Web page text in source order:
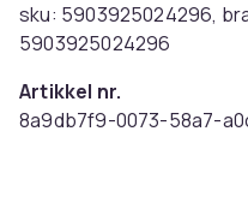
sku: 5903925024296,
5903925024296
Artikkel nr.
8a9db7f9-0073-58a7-